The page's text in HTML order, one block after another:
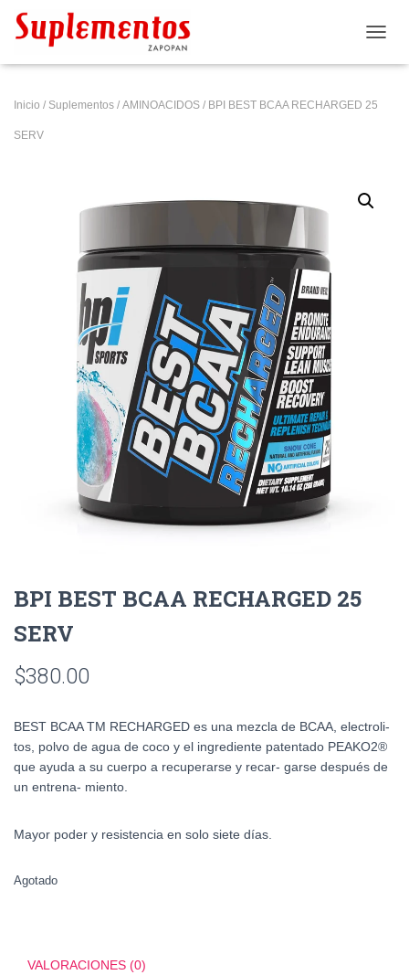
Inicio / Suplementos / AMINOACIDOS / BPI BEST BCAA RECHARGED 25
SERV
BPI BEST BCAA RECHARGED 25
SERV
$380.00
BEST BCAA TM RECHARGED es una mezcla de BCAA, electroli-
tos, polvo de agua de coco y el ingrediente patentado PEAKO2®
que ayuda a su cuerpo a recuperarse y recar- garse después de
un entrena- miento.
Mayor poder y resistencia en solo siete días.
Agotado
VALORACIONES (0)